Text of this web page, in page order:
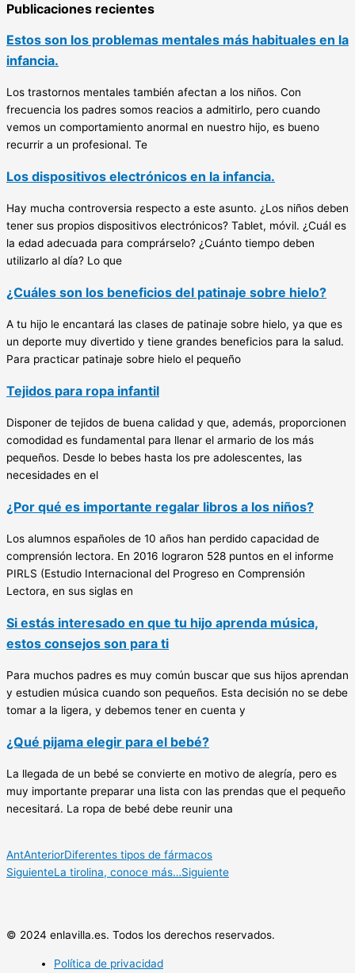
Publicaciones recientes
Estos son los problemas mentales más habituales en la
infancia.
Los trastornos mentales también afectan a los niños. Con
frecuencia los padres somos reacios a admitirlo, pero cuando
vemos un comportamiento anormal en nuestro hijo, es bueno
recurrir a un profesional. Te
Los dispositivos electrónicos en la infancia.
Hay mucha controversia respecto a este asunto. ¿Los niños deben
tener sus propios dispositivos electrónicos? Tablet, móvil. ¿Cuál es
la edad adecuada para comprárselo? ¿Cuánto tiempo deben
utilizarlo al día? Lo que
¿Cuáles son los beneficios del patinaje sobre hielo?
A tu hijo le encantará las clases de patinaje sobre hielo, ya que es
un deporte muy divertido y tiene grandes beneficios para la salud.
Para practicar patinaje sobre hielo el pequeño
Tejidos para ropa infantil
Disponer de tejidos de buena calidad y que, además, proporcionen
comodidad es fundamental para llenar el armario de los más
pequeños. Desde lo bebes hasta los pre adolescentes, las
necesidades en el
¿Por qué es importante regalar libros a los niños?
Los alumnos españoles de 10 años han perdido capacidad de
comprensión lectora. En 2016 lograron 528 puntos en el informe
PIRLS (Estudio Internacional del Progreso en Comprensión
Lectora, en sus siglas en
Si estás interesado en que tu hijo aprenda música,
estos consejos son para ti
Para muchos padres es muy común buscar que sus hijos aprendan
y estudien música cuando son pequeños. Esta decisión no se debe
tomar a la ligera, y debemos tener en cuenta y
¿Qué pijama elegir para el bebé?
La llegada de un bebé se convierte en motivo de alegría, pero es
muy importante preparar una lista con las prendas que el pequeño
necesitará. La ropa de bebé debe reunir una
AntAnteriorDiferentes tipos de fármacos
SiguienteLa tirolina, conoce más…Siguiente
© 2024 enlavilla.es. Todos los derechos reservados.
Política de privacidad